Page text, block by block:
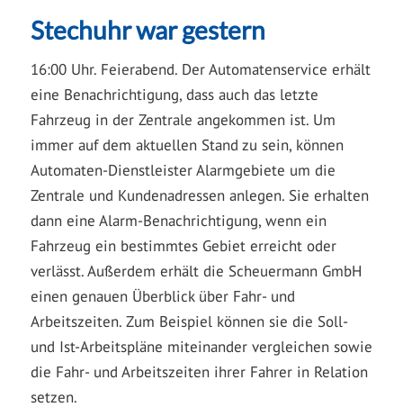
Stechuhr war gestern
16:00 Uhr. Feierabend. Der Automatenservice erhält
eine Benachrichtigung, dass auch das letzte
Fahrzeug in der Zentrale angekommen ist. Um
immer auf dem aktuellen Stand zu sein, können
Automaten-Dienstleister Alarmgebiete um die
Zentrale und Kundenadressen anlegen. Sie erhalten
dann eine Alarm-Benachrichtigung, wenn ein
Fahrzeug ein bestimmtes Gebiet erreicht oder
verlässt. Außerdem erhält die Scheuermann GmbH
einen genauen Überblick über Fahr- und
Arbeitszeiten. Zum Beispiel können sie die Soll-
und Ist-Arbeitspläne miteinander vergleichen sowie
die Fahr- und Arbeitszeiten ihrer Fahrer in Relation
setzen.